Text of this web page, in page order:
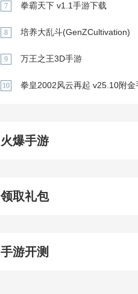
7 拳霸天下 v1.1手游下载
8 培养大乱斗(GenZCultivation)
9 万王之王3D手游
10
拳皇2002风云再起 v25.10附金
火爆手游
领取礼包
手游开测